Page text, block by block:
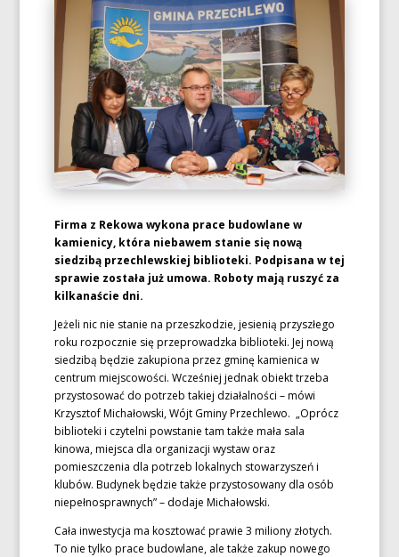
Firma z Rekowa wykona prace budowlane w
kamienicy, która niebawem stanie się nową
siedzibą przechlewskiej biblioteki. Podpisana w tej
sprawie została już umowa. Roboty mają ruszyć za
kilkanaście dni.
Jeżeli nic nie stanie na przeszkodzie, jesienią przyszłego
roku rozpocznie się przeprowadzka biblioteki. Jej nową
siedzibą będzie zakupiona przez gminę kamienica w
centrum miejscowości. Wcześniej jednak obiekt trzeba
przystosować do potrzeb takiej działalności – mówi
Krzysztof Michałowski, Wójt Gminy Przechlewo. „Oprócz
biblioteki i czytelni powstanie tam także mała sala
kinowa, miejsca dla organizacji wystaw oraz
pomieszczenia dla potrzeb lokalnych stowarzyszeń i
klubów. Budynek będzie także przystosowany dla osób
niepełnosprawnych” – dodaje Michałowski.
Cała inwestycja ma kosztować prawie 3 miliony złotych.
To nie tylko prace budowlane, ale także zakup nowego